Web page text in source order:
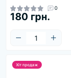
0
180 грн.
Хіт продаж